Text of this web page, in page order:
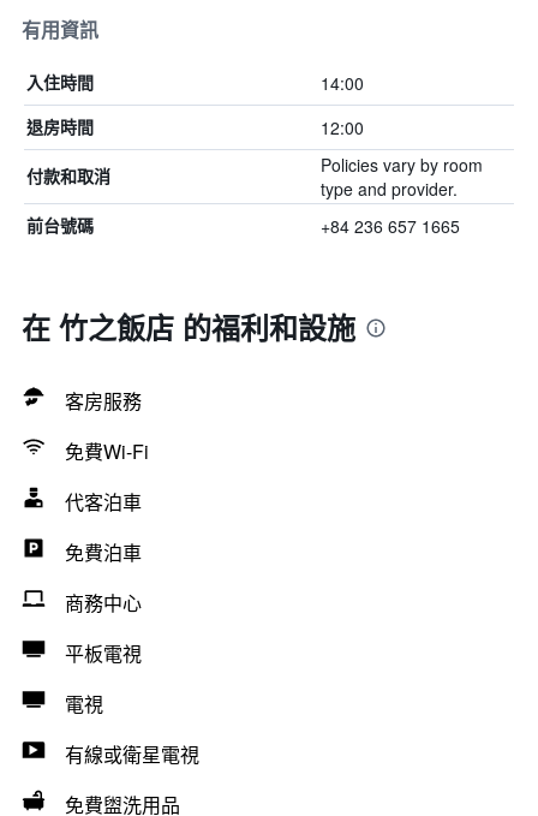
有用資訊
入住時間 14:00
退房時間 12:00
付款和取消
Policies vary by room
type and provider.
前台號碼 +84 236 657 1665
在 竹之飯店 的福利和設施
客房服務
免費Wi-Fi
代客泊車
免費泊車
商務中心
平板電視
電視
有線或衛星電視
免費盥洗用品